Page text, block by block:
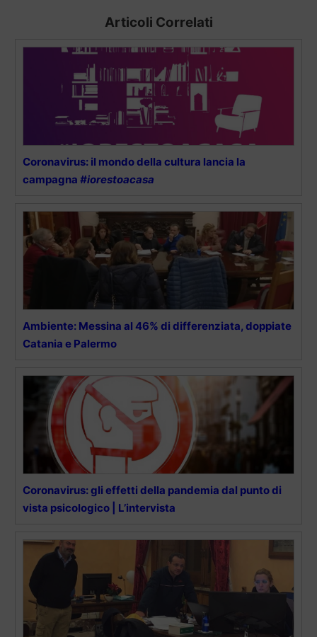
Articoli Correlati
Coronavirus: il mondo della cultura lancia la
campagna #iorestoacasa
Ambiente: Messina al 46% di differenziata, doppiate
Catania e Palermo
Coronavirus: gli effetti della pandemia dal punto di
vista psicologico | L’intervista